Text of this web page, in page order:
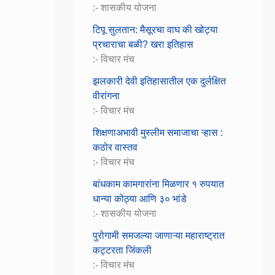
:- शासकीय योजना
टिपू सुलतान: मैसूरचा वाघ की खोट्या
प्रचाराचा बळी? खरा इतिहास
:- विचार मंच
झलकारी देवी इतिहासातील एक दुर्लक्षित
वीरांगना
:- विचार मंच
शिक्षणाअभावी मुस्लीम समाजाचा ऱ्हास :
कठोर वास्तव
:- विचार मंच
बांधकाम कामगारांना मिळणार १ रुपयात
धान्या कोठ्या आणि ३० भांडे
:- शासकीय योजना
पुरोगामी समजल्या जाणाऱ्या महाराष्ट्रात
कट्टरता जिंकली
:- विचार मंच